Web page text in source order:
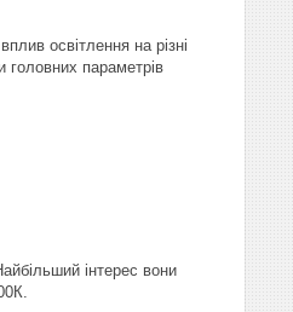
освітлення на різні
головних параметрів
інтерес вони